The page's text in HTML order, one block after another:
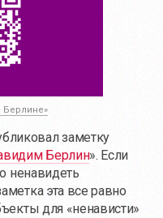
Берлине»
заметку
Берлин». Если
ненавидеть
эта все равно
для «ненависти»